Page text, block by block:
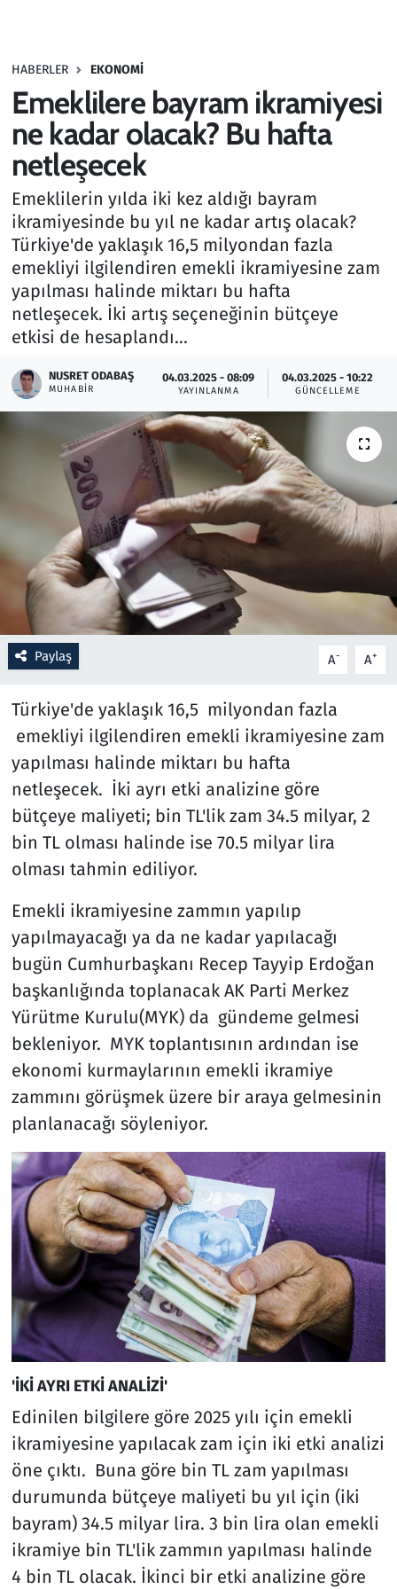
HABERLER EKONOMI
Emeklilere bayram ikramiyesi
ne kadar olacak? Bu hafta
netleşecek
Emeklilerin yılda iki kez aldığı bayram
ikramiyesinde bu yıl ne kadar artış olacak?
Türkiye'de yaklaşık 16,5 milyondan fazla
emekliyi ilgilendiren emekli ikramiyesine zam
yapılması halinde miktarı bu hafta
netleşecek. İki artış seçeneğinin bütçeye
etkisi de hesaplandı...
NUSRET ODABAŞ
MUHABIR
04.03.2025 - 08:09
YAYINLANMA
04.03.2025 - 10:22
GÜNCELLEME
Paylaş A- A+
Türkiye'de yaklaşık 16,5 milyondan fazla
emekliyi ilgilendiren emekli ikramiyesine zam
yapılması halinde miktarı bu hafta
netleşecek. İki ayrı etki analizine göre
bütçeye maliyeti; bin TL'lik zam 34.5 milyar, 2
bin TL olması halinde ise 70.5 milyar lira
olması tahmin ediliyor.
Emekli ikramiyesine zammın yapılıp
yapılmayacağı ya da ne kadar yapılacağı
bugün Cumhurbaşkanı Recep Tayyip Erdoğan
başkanlığında toplanacak AK Parti Merkez
Yürütme Kurulu(MYK) da gündeme gelmesi
bekleniyor. MYK toplantısının ardından ise
ekonomi kurmaylarının emekli ikramiye
zammını görüşmek üzere bir araya gelmesinin
planlanacağı söyleniyor.
'İKİ AYRI ETKİ ANALİZİ'
Edinilen bilgilere göre 2025 yılı için emekli
ikramiyesine yapılacak zam için iki etki analizi
öne çıktı. Buna göre bin TL zam yapılması
durumunda bütçeye maliyeti bu yıl için (iki
bayram) 34.5 milyar lira. 3 bin lira olan emekli
ikramiye bin TL'lik zammın yapılması halinde
4 bin TL olacak. İkinci bir etki analizine göre
Haber
Kültür Sanat
Kurumsal Haberler
Lezzet Durağı
Memur ve Kamu
Otomobil
Oyun
Ramazan
Resmi İlanlar
Rüya Tabirleri
Sağlık
Savunma Sanayi
Seçim 2023
Spor
Teknoloji ve Bilim
Televizyon